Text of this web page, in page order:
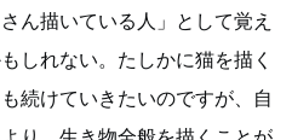
ん描いている人」として覚え
しれない。たしかに猫を描く
続けていきたいのですが、自